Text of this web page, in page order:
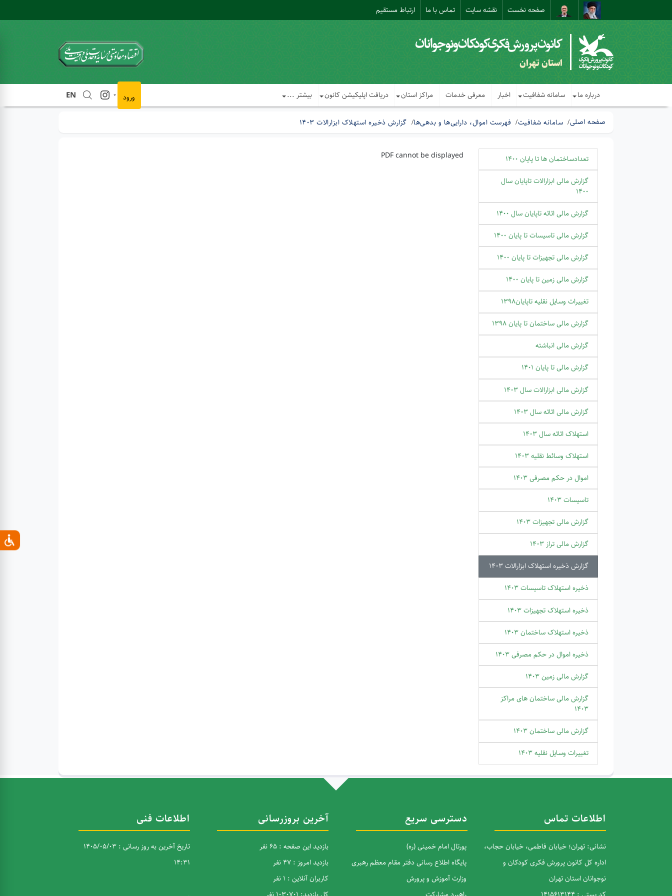
صفحه نخست نقشه سایت تماس با ما ارتباط مستقیم
استان تهران
درباره ما سامانه شفافیت اخبار معرفی خدمات مراکز استان دریافت اپلیکیشن کانون بیشتر ... EN ورود
صفحه اصلی سامانه شفافیت فهرست اموال، دارایی‌ها و بدهی‌ها گزارش ذخیره استهلاک ابزارالات 1403
تعدادساختمان ها تا پایان 1400
گزارش مالی ابزارالات تاپایان سال
1400
گزارش مالی اثاثه تاپایان سال 1400
گزارش مالی تاسیسات تا پایان 1400
گزارش مالی تجهیزات تا پایان 1400
گزارش مالی زمین تا پایان 1400
تغییرات وسایل نقلیه تاپایان1398
گزارش مالی ساختمان تا پایان 1398
گزارش مالی انباشته
گزارش مالی تا پایان 1401
گزارش مالی ابزارالات سال 1403
گزارش مالی اثاثه سال 1403
استهلاک اثاثه سال 1403
استهلاک وسائط نقلیه 1403
اموال در حکم مصرفی 1403
تاسیسات 1403
گزارش مالی تجهیزات 1403
گزارش مالی تراز 1403
گزارش ذخیره استهلاک ابزارالات 1403
ذخیره استهلاک تاسیسات 1403
ذخیره استهلاک تجهیزات 1403
ذخیره استهلاک ساختمان 1403
ذخیره اموال در حکم مصرفی 1403
گزارش مالی زمین 1403
گزارش مالی ساختمان های مراکز
1403
گزارش مالی ساختمان 1403
تغییرات وسایل نقلیه 1403
PDF cannot be displayed
اطلاعات تماس
نشانی: تهران؛ خیابان فاطمی، خیابان حجاب،
اداره کل کانون پرورش فکری کودکان و
نوجوانان استان تهران
دسترسی سریع
پورتال امام خمینی (ره)
پایگاه اطلاع رسانی دفتر مقام معظم رهبری
وزارت آموزش و پرورش
آخرین بروزرسانی
بازدید این صفحه : 65 نفر
بازدید امروز : 47 نفر
کاربران آنلاین : 1 نفر
اطلاعات فنی
تاریخ آخرین به روز رسانی : 1405/05/03
14:31